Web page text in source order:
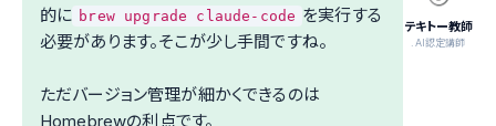
テキトー教師
.AI認定講師
的に brew upgrade claude-code を実行する
必要があります。そこが少し手間ですね。
ただバージョン管理が細かくできるのは
Homebrewの利点です。